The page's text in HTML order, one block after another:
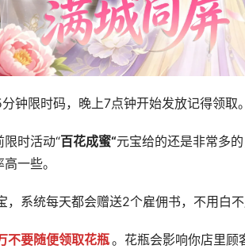
钟限时码，晚上7点钟开始发放记得领取。
时活动“百花成蜜“元宝给的还是非常多
一些。
系统每天都会赠送2个雇佣书，不用白不
不要随便领取花瓶。花瓶会影响你店里顾